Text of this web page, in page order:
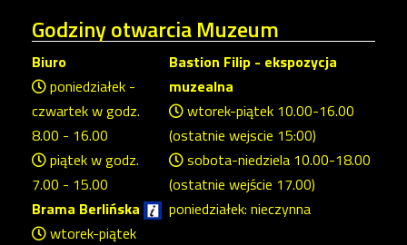
Godzinyotwarcia Muzeum
Biuro
poniedziałek -
czwartek w godz.
8.00 - 16.00
piątek w godz.
7.00 - 15.00
Brama Berlińska
wtorek-piątek
Bastion Filip - ekspozycja
muzealna
wtorek-piątek 10.00-16.00
(ostatnie wejscie 15:00)
sobota-niedziela 10.00-18.00
(ostatnie wejście 17.00)
poniedziałek: nieczynna